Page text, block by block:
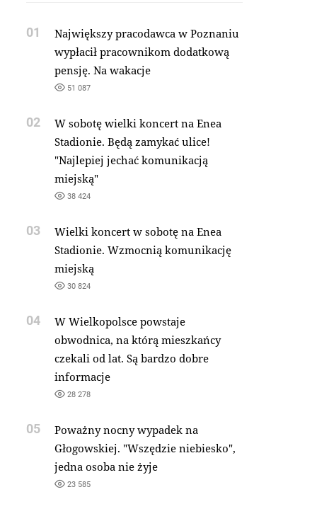
01
Największy pracodawca w Poznaniu
wypłacił pracownikom dodatkową
pensję. Na wakacje
51 087
02
W sobotę wielki koncert na Enea
Stadionie. Będą zamykać ulice!
"Najlepiej jechać komunikacją
miejską"
38 424
03
Wielki koncert w sobotę na Enea
Stadionie. Wzmocnią komunikację
miejską
30 824
04
W Wielkopolsce powstaje
obwodnica, na którą mieszkańcy
czekali od lat. Są bardzo dobre
informacje
28 278
05
Poważny nocny wypadek na
Głogowskiej. "Wszędzie niebiesko",
jedna osoba nie żyje
23 585